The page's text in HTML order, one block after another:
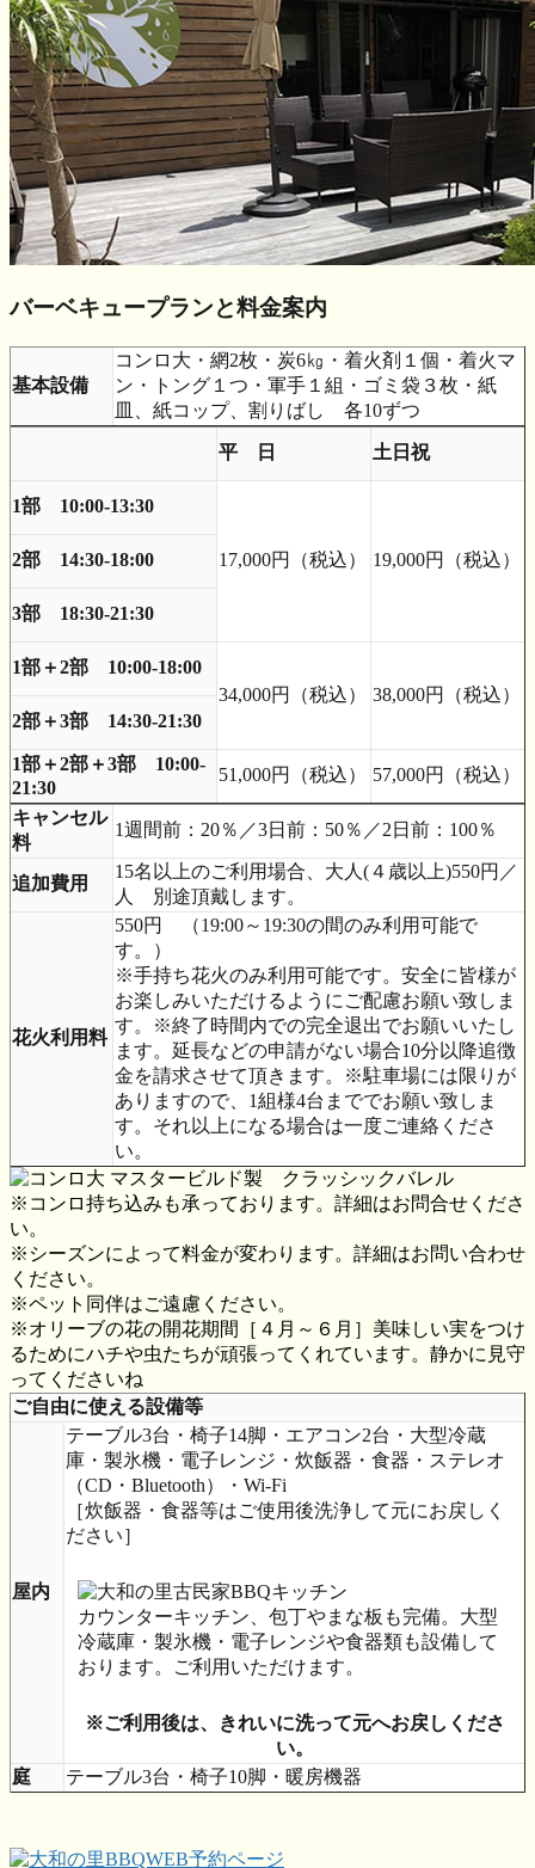
バーベキュープランと料金案内
基本設備
コンロ大・網2枚・炭6㎏・着火剤１個・着火マ
ン・トング１つ・軍手１組・ゴミ袋３枚・紙
皿、紙コップ、割りばし 各10ずつ
平 日 土日祝
1部 10:00-13:30
17,000円（税込） 19,000円（税込）
2部 14:30-18:00
3部 18:30-21:30
1部＋2部 10:00-18:00
34,000円（税込）
38,000円（税込）
2部＋3部 14:30-21:30
1部＋2部＋3部 10:00-
21:30
51,000円（税込） 57,000円（税込）
キャンセル
料
1週間前：20％／3日前：50％／2日前：100％
追加費用
15名以上のご利用場合、大人(４歳以上)550円／
人 別途頂戴します。
花火利用料
550円 （19:00～19:30の間のみ利用可能で
す。）
※手持ち花火のみ利用可能です。安全に皆様が
お楽しみいただけるようにご配慮お願い致しま
す。※終了時間内での完全退出でお願いいたし
ます。延長などの申請がない場合10分以降追徴
金を請求させて頂きます。※駐車場には限りが
ありますので、1組様4台まででお願い致しま
す。それ以上になる場合は一度ご連絡くださ
い。
マスタービルド製 クラッシックバレル
※コンロ持ち込みも承っております。詳細はお問合せくださ
い。
※シーズンによって料金が変わります。詳細はお問い合わせ
ください。
※ペット同伴はご遠慮ください。
※オリーブの花の開花期間［４月～６月］美味しい実をつけ
るためにハチや虫たちが頑張ってくれています。静かに見守
ってくださいね
ご自由に使える設備等
屋内
テーブル3台・椅子14脚・エアコン2台・大型冷蔵
庫・製氷機・電子レンジ・炊飯器・食器・ステレオ
（CD・Bluetooth）・Wi-Fi
［炊飯器・食器等はご使用後洗浄して元にお戻しく
ださい］
カウンターキッチン、包丁やまな板も完備。大型
冷蔵庫・製氷機・電子レンジや食器類も設備して
おります。ご利用いただけます。
※ご利用後は、きれいに洗って元へお戻しくださ
い。
庭
テーブル3台・椅子10脚・暖房機器